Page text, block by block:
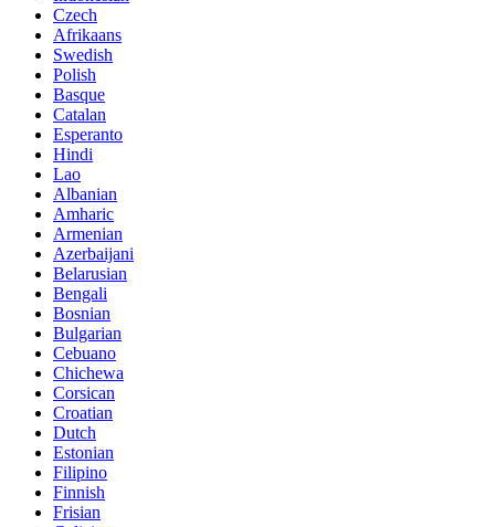
Czech
Afrikaans
Swedish
Polish
Basque
Catalan
Esperanto
Hindi
Lao
Albanian
Amharic
Armenian
Azerbaijani
Belarusian
Bengali
Bosnian
Bulgarian
Cebuano
Chichewa
Corsican
Croatian
Dutch
Estonian
Filipino
Finnish
Frisian